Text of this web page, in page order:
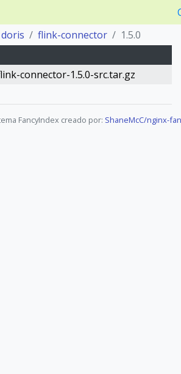
doris flink-connector
1.5.0
connector-1.5.0-src.tar.gz
FancyIndex creado por: ShaneMcC/nginx-